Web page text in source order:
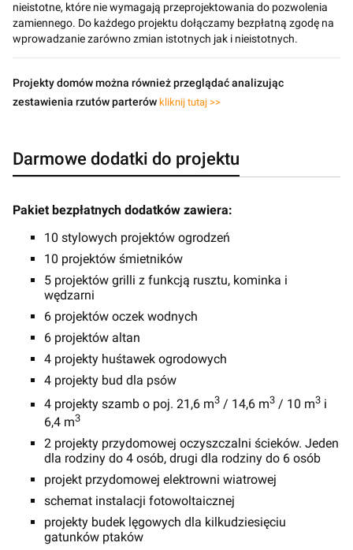
nieistotne, które nie wymagają przeprojektowania do pozwolenia
zamiennego. Do każdego projektu dołączamy bezpłatną zgodę na
wprowadzanie zarówno zmian istotnych jak i nieistotnych.
Projekty domów można również przeglądać analizując
zestawienia rzutów parterów kliknij tutaj >>
Darmowe dodatki do projektu
Pakiet bezpłatnych dodatków zawiera:
10 stylowych projektów ogrodzeń
10 projektów śmietników
5 projektów grilli z funkcją rusztu, kominka i
wędzarni
6 projektów oczek wodnych
6 projektów altan
4 projekty huśtawek ogrodowych
4 projekty bud dla psów
4 projekty szamb o poj. 21,6 m3 / 14,6 m3 / 10 m3 i
6,4 m3
2 projekty przydomowej oczyszczalni ścieków. Jeden
dla rodziny do 4 osób, drugi dla rodziny do 6 osób
projekt przydomowej elektrowni wiatrowej
schemat instalacji fotowoltaicznej
projekty budek lęgowych dla kilkudziesięciu
gatunków ptaków